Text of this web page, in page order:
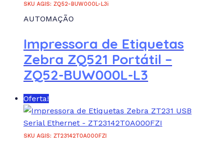
SKU AGIS: ZQ52-BUW000L-L3i
AUTOMAÇÃO
Impressora de Etiquetas
Zebra ZQ521 Portátil –
ZQ52-BUW000L-L3
Oferta!
SKU AGIS: ZT23142T0A000FZI